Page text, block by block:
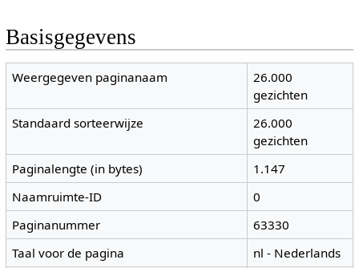
Basisgegevens
Weergegeven paginanaam
26.000
gezichten
Standaard sorteerwijze
26.000
gezichten
Paginalengte (in bytes)
1.147
Naamruimte-ID
0
Paginanummer
63330
Taal voor de pagina
nl - Nederlands